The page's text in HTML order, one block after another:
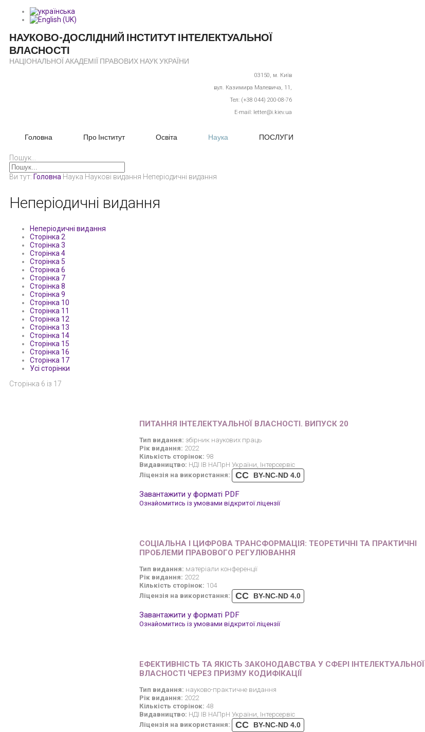
НАУКОВО-ДОСЛІДНИЙ ІНСТИТУТ ІНТЕЛЕКТУАЛЬНОЇ
ВЛАСНОСТІ
НАЦІОНАЛЬНОЇ АКАДЕМІЇ ПРАВОВИХ НАУК УКРАЇНИ
03150, м. Київ
вул. Казимира Малевича, 11,
Тел: (+38 044) 200-08-76
E-mail: letter@i.kiev.ua
Головна Про Інститут Освіта Наука ПОСЛУГИ
Пошук...
Ви тут: Головна Наука Наукові видання Неперіодичні видання
Неперіодичні видання
Неперіодичні видання
Сторінка 2
Сторінка 3
Сторінка 4
Сторінка 5
Сторінка 6
Сторінка 7
Сторінка 8
Сторінка 9
Сторінка 10
Сторінка 11
Сторінка 12
Сторінка 13
Сторінка 14
Сторінка 15
Сторінка 16
Сторінка 17
Усі сторінки
Сторінка 6 із 17
ПИТАННЯ ІНТЕЛЕКТУАЛЬНОЇ ВЛАСНОСТІ. ВИПУСК 20
Тип видання: збірник наукових праць
Рік видання: 2022
Кількість сторінок: 98
Видавництво: НДІ ІВ НАПрН України, Інтерсервіс
Ліцензія на використання:
CC BY-NC-ND 4.0
Завантажити у форматі PDF
Ознайомитись із умовами відкритої ліцензії
СОЦІАЛЬНА І ЦИФРОВА ТРАНСФОРМАЦІЯ: ТЕОРЕТИЧНІ ТА ПРАКТИЧНІ
ПРОБЛЕМИ ПРАВОВОГО РЕГУЛЮВАННЯ
Тип видання: матеріали конференції
Рік видання: 2022
Кількість сторінок: 104
Ліцензія на використання:
CC BY-NC-ND 4.0
Завантажити у форматі PDF
Ознайомитись із умовами відкритої ліцензії
ЕФЕКТИВНІСТЬ ТА ЯКІСТЬ ЗАКОНОДАВСТВА У СФЕРІ ІНТЕЛЕКТУАЛЬНОЇ
ВЛАСНОСТІ ЧЕРЕЗ ПРИЗМУ КОДИФІКАЦІЇ
Тип видання: науково-практичне видання
Рік видання: 2022
Кількість сторінок: 48
Видавництво: НДІ ІВ НАПрН України, Інтерсервіс
Ліцензія на використання:
CC BY-NC-ND 4.0